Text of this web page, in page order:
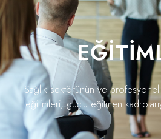
Sağlık sektörünün ve
eğitimleri, güçlü eğitmen